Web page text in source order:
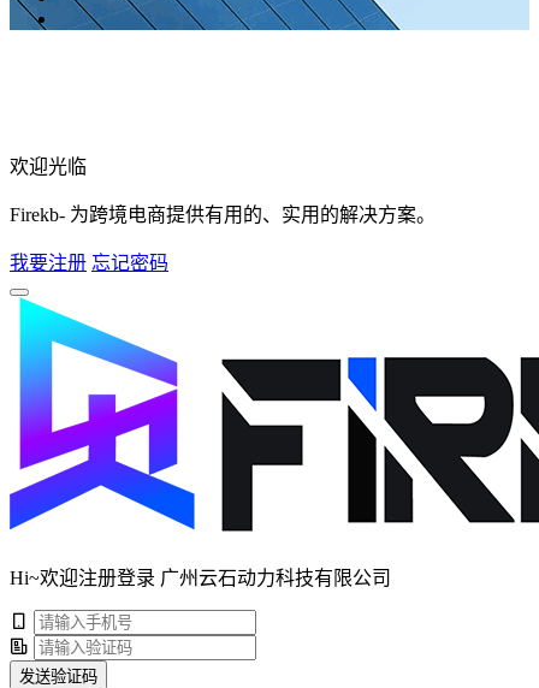
欢迎光临
Firekb- 为跨境电商提供有用的、实用的解决方案。
我要注册 忘记密码
Hi~欢迎注册登录 广州云石动力科技有限公司
发送验证码